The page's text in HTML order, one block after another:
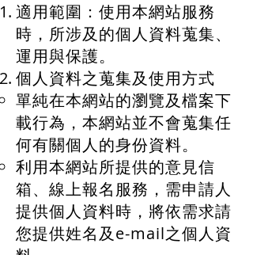
適用範圍：使用本網站服務
時，所涉及的個人資料蒐集、
運用與保護。
個人資料之蒐集及使用方式
單純在本網站的瀏覽及檔案下
載行為，本網站並不會蒐集任
何有關個人的身份資料。
利用本網站所提供的意見信
箱、線上報名服務，需申請人
提供個人資料時，將依需求請
您提供姓名及e-mail之個人資